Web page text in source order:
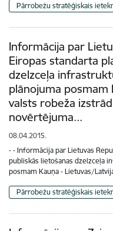
Pārrobežu stratēģiskais
Informācija par
Eiropas standarta
dzelzceļa
plānojuma posmam
valsts robeža
novērtējuma...
08.04.2015.
- - Informācija par Lietuvas
publiskās lietošanas dzelzceļa
posmam Kauņa - Lietuvas/
Pārrobežu stratēģiskais